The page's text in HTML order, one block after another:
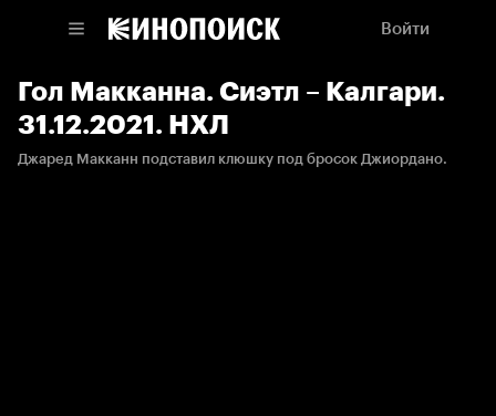
Войти
Гол Макканна. Сиэтл – Калгари.
31.12.2021. НХЛ
Джаред Макканн подставил клюшку под бросок Джиордано.